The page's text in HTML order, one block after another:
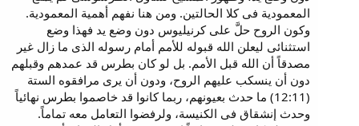
المعمودية فى كلا الحالتين. ومن هنا نفهم أهمية المعمودية.
وكون الروح حلَّ على كرنيليوس دون وضع يد فهذا وضع
استثنائى ليعلن الله قبوله للأمم أمام رسوله الذى ما زال غير
مصدقاً أن الله قبل الأمم. بل لو كان بطرس قد عمدهم وقبلهم
دون أن ينسكب عليهم الروح، ودون أن يرى مرافقوه الستة
(12:11) ما حدث بعيونهم، ربما كانوا قد خاصموا بطرس نهائياً
وحدث إنشقاق فى الكنيسة، ولرفضوا التعامل معه تماماً.